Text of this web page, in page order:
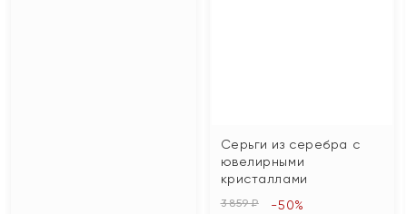
Серьги из серебра с
ювелирными
кристаллами
3 859 ₽ -50%